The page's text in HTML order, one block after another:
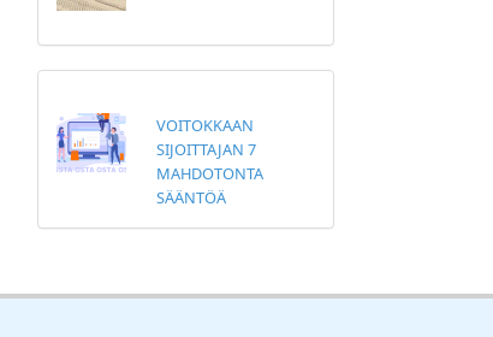
VOITOKKAAN
SIJOITTAJAN 7
MAHDOTONTA
SÄÄNTÖÄ